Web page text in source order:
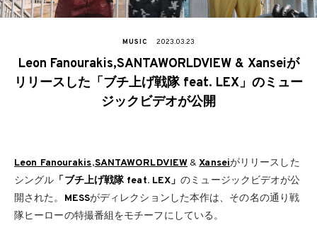
MUSIC 2023.03.23
Leon Fanourakis,SANTAWORLDVIEW & Xanseiが
リリースした「ブチ上げ戦隊 feat. LEX」のミュー
ジックビデオが公開
Leon Fanourakis,SANTAWORLDVIEW&Xanseiがリリースした
シングル 「ブチ上げ戦隊 feat. LEX」のミュージックビデオが公
開された。 MESSがディレクションした本作は、その名の通り戦
隊ヒーローの特撮番組をモチーフにしている。